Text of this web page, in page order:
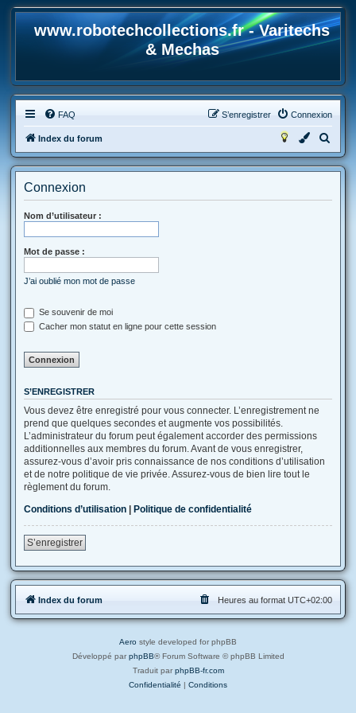
www.robotechcollections.fr - Varitechs
& Mechas
FAQ Connexion
S’enregistrer
Index du forum
e
Connexion
Nom d’utilisateur :
Mot de passe :
J’ai oublié mon mot de passe
Se souvenir de moi
Cacher mon statut en ligne pour cette session
S’ENREGISTRER
Vous devez être enregistré pour vous connecter. L’enregistrement ne
prend que quelques secondes et augmente vos possibilités.
L’administrateur du forum peut également accorder des permissions
additionnelles aux membres du forum. Avant de vous enregistrer,
assurez-vous d’avoir pris connaissance de nos conditions d’utilisation
et de notre politique de vie privée. Assurez-vous de bien lire tout le
règlement du forum.
Conditions d’utilisation | Politique de confidentialité
S’enregistrer
Index du forum Heures au format UTC+02:00
Aero style developed for phpBB
Développé par phpBB® Forum Software © phpBB Limited
Traduit par phpBB-fr.com
Confidentialité | Conditions